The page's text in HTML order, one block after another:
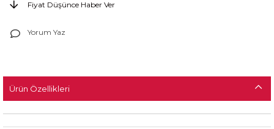
Fiyat Düşünce Haber Ver
Yorum Yaz
Ürün Özellikleri